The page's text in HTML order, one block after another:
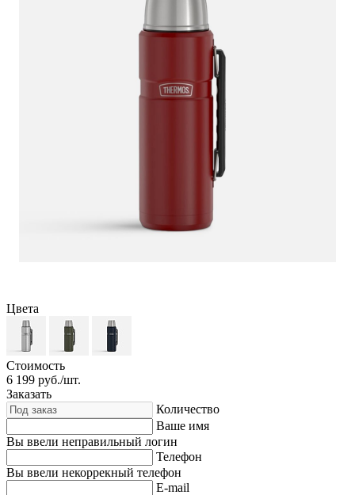
Цвета
Стоимость
6 199 руб./шт.
Заказать
Количество
Ваше имя
Вы ввели неправильный логин
Телефон
Вы ввели некоррекный телефон
E-mail